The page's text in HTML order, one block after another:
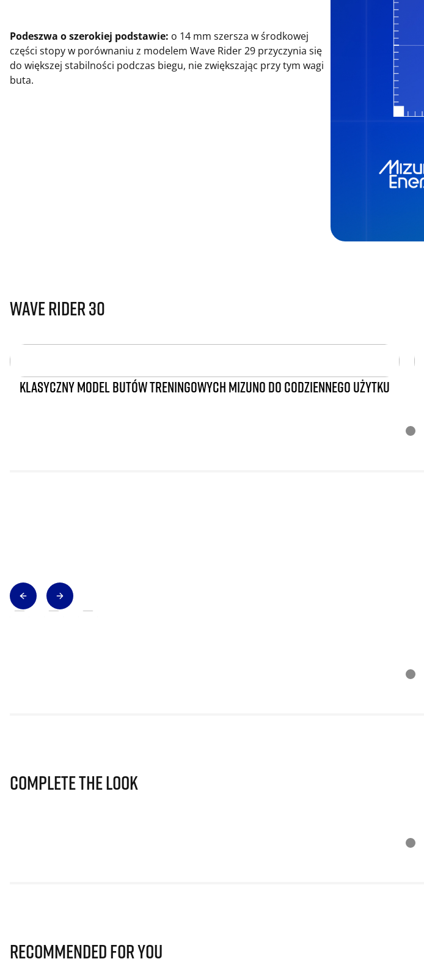
Podeszwa o szerokiej podstawie: o 14 mm szersza w środkowej
części stopy w porównaniu z modelem Wave Rider 29 przyczynia się
do większej stabilności podczas biegu, nie zwiększając przy tym wagi
buta.
Wave Rider 30
KLASYCZNY MODEL BUTÓW TRENINGOWYCH MIZUNO DO CODZIENNEGO UŻYTKU
Complete The Look
Recommended for you